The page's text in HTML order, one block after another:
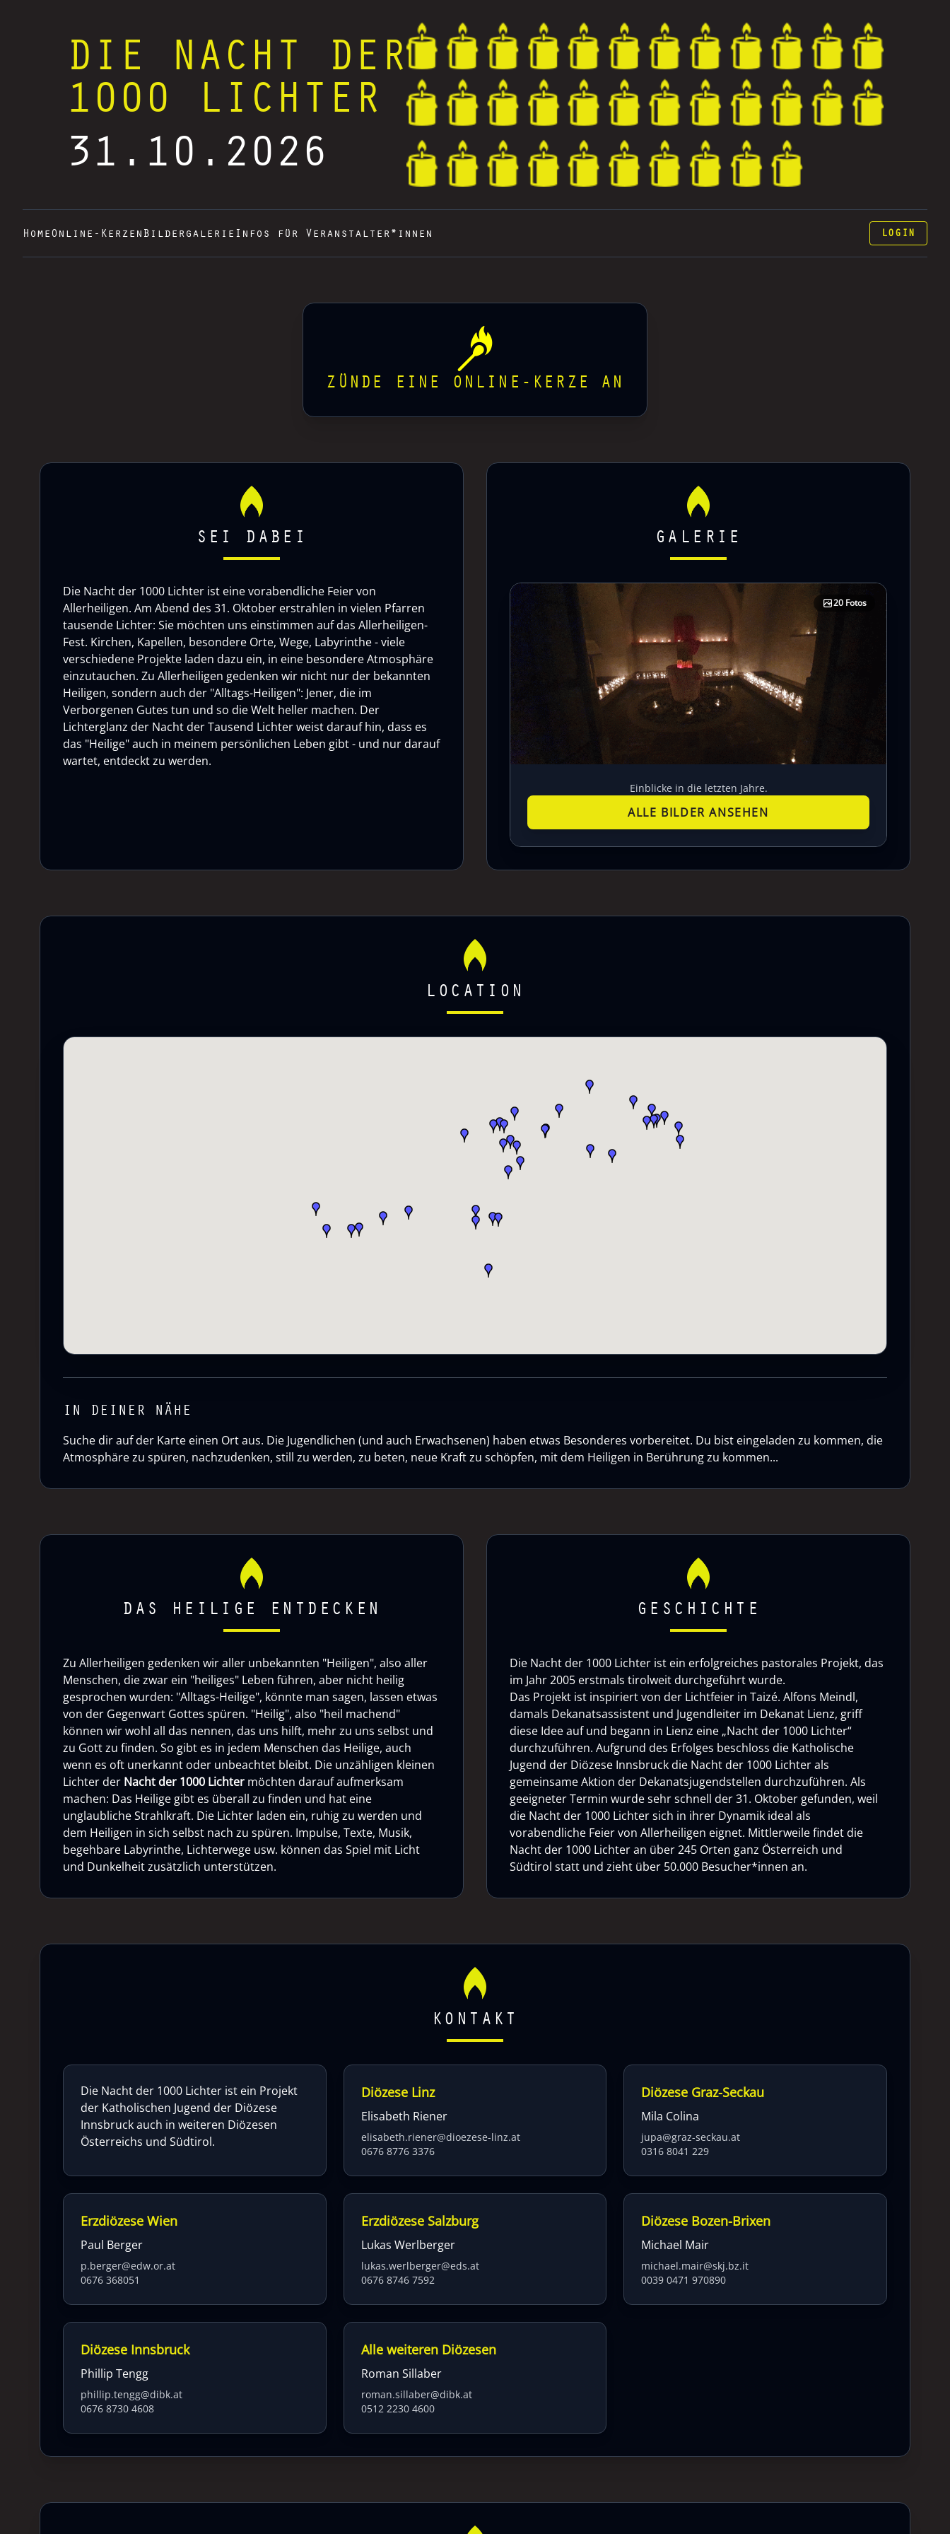
DIE NACHT DER
1000 LICHTER
31.10.2026
HomeOnline-Kerzen Bildergalerie Infos für Veranstalter*innen LOGIN
ZÜNDE EINE ONLINE-KERZE AN
SEI DABEI
Die Nacht der 1000 Lichter ist eine vorabendliche Feier von
Allerheiligen. Am Abend des 31. Oktober erstrahlen in vielen Pfarren
tausende Lichter: Sie möchten uns einstimmen auf das Allerheiligen-
Fest. Kirchen, Kapellen, besondere Orte, Wege, Labyrinthe - viele
verschiedene Projekte laden dazu ein, in eine besondere Atmosphäre
einzutauchen. Zu Allerheiligen gedenken wir nicht nur der bekannten
Heiligen, sondern auch der "Alltags-Heiligen": Jener, die im
Verborgenen Gutes tun und so die Welt heller machen. Der
Lichterglanz der Nacht der Tausend Lichter weist darauf hin, dass es
das "Heilige" auch in meinem persönlichen Leben gibt - und nur darauf
wartet, entdeckt zu werden.
GALERIE
20 Fotos
Einblicke in die letzten Jahre.
ALLE BILDER ANSEHEN
LOCATION
IN DEINER NÄHE
Suche dir auf der Karte einen Ort aus. Die Jugendlichen (und auch Erwachsenen) haben etwas Besonderes vorbereitet. Du bist eingeladen zu kommen, die
Atmosphäre zu spüren, nachzudenken, still zu werden, zu beten, neue Kraft zu schöpfen, mit dem Heiligen in Berührung zu kommen...
DAS HEILIGE ENTDECKEN
Zu Allerheiligen gedenken wir aller unbekannten "Heiligen", also aller
Menschen, die zwar ein "heiliges" Leben führen, aber nicht heilig
gesprochen wurden: "Alltags-Heilige", könnte man sagen, lassen etwas
von der Gegenwart Gottes spüren. "Heilig", also "heil machend"
können wir wohl all das nennen, das uns hilft, mehr zu uns selbst und
zu Gott zu finden. So gibt es in jedem Menschen das Heilige, auch
wenn es oft unerkannt oder unbeachtet bleibt. Die unzähligen kleinen
Lichter der Nacht der 1000 Lichter möchten darauf aufmerksam
machen: Das Heilige gibt es überall zu finden und hat eine
unglaubliche Strahlkraft. Die Lichter laden ein, ruhig zu werden und
dem Heiligen in sich selbst nach zu spüren. Impulse, Texte, Musik,
begehbare Labyrinthe, Lichterwege usw. können das Spiel mit Licht
und Dunkelheit zusätzlich unterstützen.
GESCHICHTE
Die Nacht der 1000 Lichter ist ein erfolgreiches pastorales Projekt, das
im Jahr 2005 erstmals tirolweit durchgeführt wurde.
Das Projekt ist inspiriert von der Lichtfeier in Taizé. Alfons Meindl,
damals Dekanatsassistent und Jugendleiter im Dekanat Lienz, griff
diese Idee auf und begann in Lienz eine „Nacht der 1000 Lichter“
durchzuführen. Aufgrund des Erfolges beschloss die Katholische
Jugend der Diözese Innsbruck die Nacht der 1000 Lichter als
gemeinsame Aktion der Dekanatsjugendstellen durchzuführen. Als
geeigneter Termin wurde sehr schnell der 31. Oktober gefunden, weil
die Nacht der 1000 Lichter sich in ihrer Dynamik ideal als
vorabendliche Feier von Allerheiligen eignet. Mittlerweile findet die
Nacht der 1000 Lichter an über 245 Orten ganz Österreich und
Südtirol statt und zieht über 50.000 Besucher*innen an.
KONTAKT
Die Nacht der 1000 Lichter ist ein Projekt
der Katholischen Jugend der Diözese
Innsbruck auch in weiteren Diözesen
Österreichs und Südtirol.
Diözese Linz
Elisabeth Riener
elisabeth.riener@dioezese-linz.at
0676 8776 3376
Diözese Graz-Seckau
Mila Colina
jupa@graz-seckau.at
0316 8041 229
Erzdiözese Wien
Paul Berger
p.berger@edw.or.at
0676 368051
Erzdiözese Salzburg
Lukas Werlberger
lukas.werlberger@eds.at
0676 8746 7592
Diözese Bozen-Brixen
Michael Mair
michael.mair@skj.bz.it
0039 0471 970890
Diözese Innsbruck
Phillip Tengg
phillip.tengg@dibk.at
0676 8730 4608
Alle weiteren Diözesen
Roman Sillaber
roman.sillaber@dibk.at
0512 2230 4600